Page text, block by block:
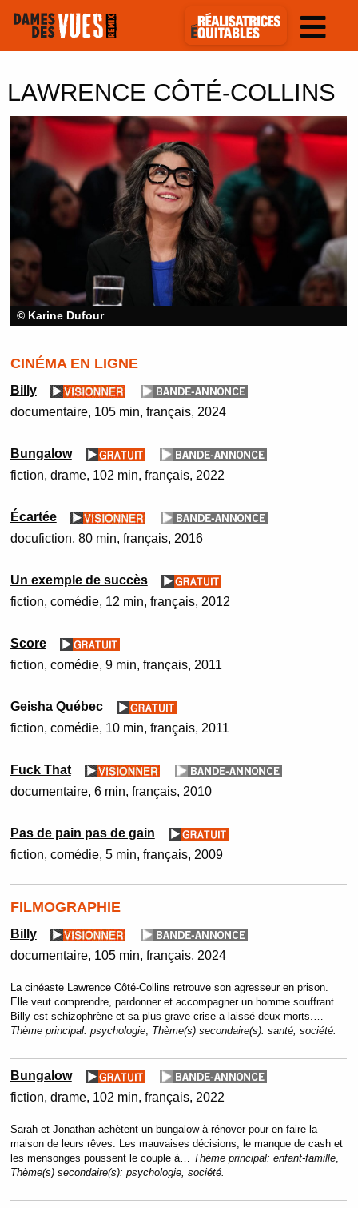
LAWRENCE CÔTÉ-COLLINS
© Karine Dufour
CINÉMA EN LIGNE
Billy
documentaire 105 min français 2024
Bungalow
fiction drame 102 min français 2022
Écartée
docufiction 80 min français 2016
Un exemple de succès
fiction comédie 12 min français 2012
Score
fiction comédie 9 min français 2011
Geisha Québec
fiction comédie 10 min français 2011
Fuck That
documentaire 6 min français 2010
Pas de pain pas de gain
fiction comédie 5 min français 2009
FILMOGRAPHIE
Billy
documentaire 105 min français 2024
La cinéaste Lawrence Côté-Collins retrouve son agresseur en prison.
Elle veut comprendre, pardonner et accompagner un homme souffrant.
Billy est schizophrène et sa plus grave crise a laissé deux morts.…
Thème principal: psychologie, Thème(s) secondaire(s): santé, société.
Bungalow
fiction drame 102 min français 2022
Sarah et Jonathan achètent un bungalow à rénover pour en faire la
maison de leurs rêves. Les mauvaises décisions, le manque de cash et
les mensonges poussent le couple à… Thème principal: enfant-famille,
Thème(s) secondaire(s): psychologie, société.